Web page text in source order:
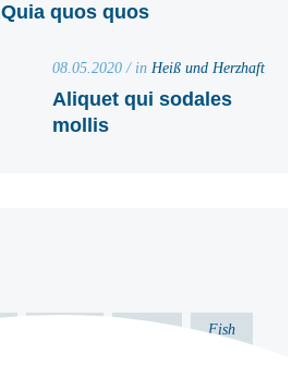
Quia quos quos
08.05.2020 / in Heiß und Herzhaft
Aliquet qui sodales
mollis
Fish